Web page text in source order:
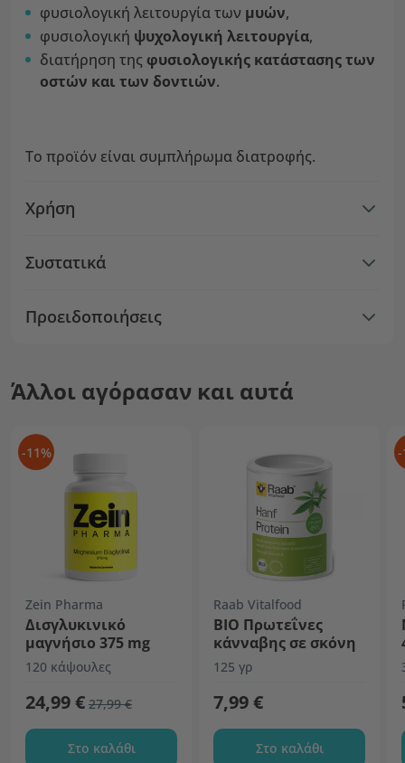
φυσιολογική λειτουργία των μυών,
φυσιολογική ψυχολογική λειτουργία,
διατήρηση της φυσιολογικής κατάστασης των
οστών και των δοντιών.
Το προϊόν είναι συμπλήρωμα διατροφής.
Χρήση
Συστατικά
Προειδοποιήσεις
Άλλοι αγόρασαν και αυτά
-11%
Zein Pharma
Δισγλυκινικό
μαγνήσιο 375 mg
120 κάψουλες
24,99 € 27,99 €
Στο καλάθι
Raab Vitalfood
ΒΙΟ Πρωτεΐνες
κάνναβης σε σκόνη
125 γρ
7,99 €
Στο καλάθι
-